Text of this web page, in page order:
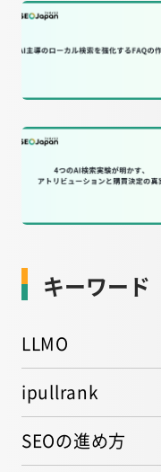
キーワード
LLMO
ipullrank
SEOの進め方